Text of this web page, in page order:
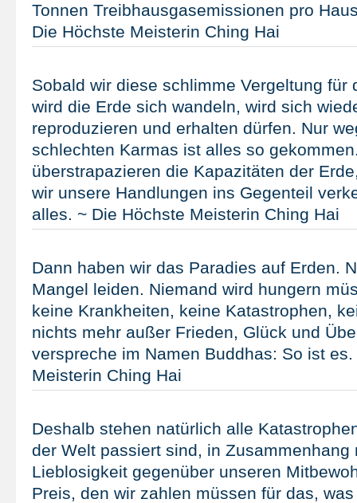
Tonnen Treibhausgasemissionen pro
Die Höchste Meisterin Ching Hai
Sobald wir diese schlimme Vergeltung für
wird die Erde sich wandeln, wird sich
reproduzieren und erhalten dürfen. Nur
schlechten Karmas ist alles so
überstrapazieren die Kapazitäten der
wir unsere Handlungen ins Gegenteil
alles. ~ Die Höchste Meisterin Ching Hai
Dann haben wir das Paradies auf Erden.
Mangel leiden. Niemand wird hungern
keine Krankheiten, keine Katastrophen,
nichts mehr außer Frieden, Glück und
verspreche im Namen Buddhas: So ist
Meisterin Ching Hai
Deshalb stehen natürlich alle
der Welt passiert sind, in Zusammenhang
Lieblosigkeit gegenüber unseren
Preis, den wir zahlen müssen für das,